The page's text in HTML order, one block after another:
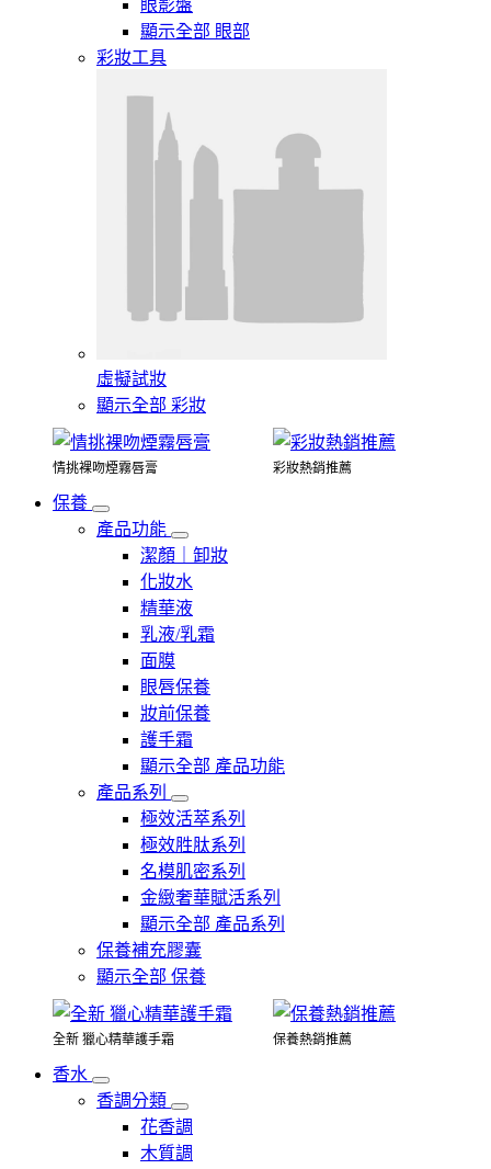
眼影盤
顯示全部 眼部
彩妝工具
虛擬試妝
顯示全部 彩妝
情挑裸吻煙霧唇膏 彩妝熱銷推薦
保養
產品功能
潔顏｜卸妝
化妝水
精華液
乳液/乳霜
面膜
眼唇保養
妝前保養
護手霜
顯示全部 產品功能
產品系列
極效活萃系列
極效胜肽系列
名模肌密系列
金緻奢華賦活系列
顯示全部 產品系列
保養補充膠囊
顯示全部 保養
全新 獵心精華護手霜 保養熱銷推薦
香水
香調分類
花香調
木質調